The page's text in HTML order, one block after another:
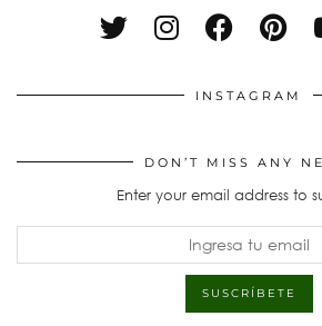
INSTAGRAM
DON’T MISS ANY
Enter your email address to